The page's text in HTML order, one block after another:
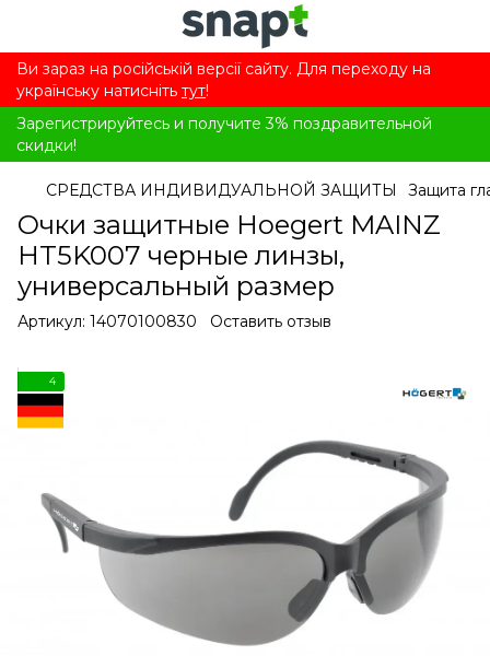
Ви зараз на російській версії сайту. Для переходу на
українську натисніть тут!
Зарегистрируйтесь и получите 3% поздравительной
скидки!
СРЕДСТВА ИНДИВИДУАЛЬНОЙ ЗАЩИТЫ Защита
Очки защитные Hoegert MAINZ
HT5K007 черные линзы,
универсальный размер
Артикул: 14070100830 Оставить отзыв
4